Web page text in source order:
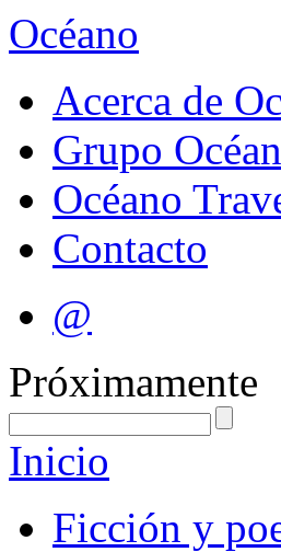
Océano
Acerca de
Grupo
Océano
Contacto
@
Próximamente
Inicio
Ficción y